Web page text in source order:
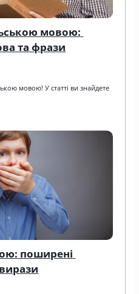
мовою:
та фрази
мовою! У статті ви знайдете
поширені